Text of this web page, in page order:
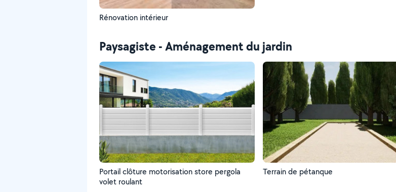
Rénovation intérieur
Paysagiste - Aménagement du jardin
Portail clôture motorisation store pergola
volet roulant
Terrain de pétanque